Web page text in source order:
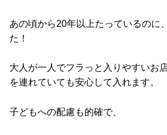
あの頃から20年以上たっているのに
た！
大人が一人でフラっと入りやすいお
を連れていても安心して入れます。
子どもへの配慮も的確で、